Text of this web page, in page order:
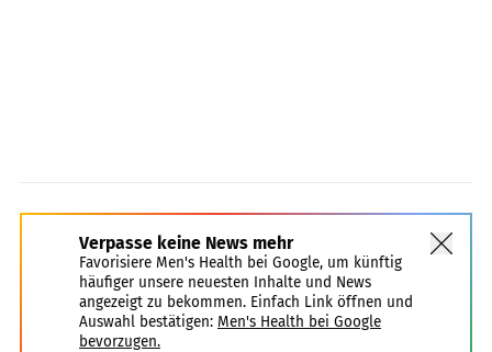
Verpasse keine News mehr
Favorisiere Men's Health bei Google, um künftig
häufiger unsere neuesten Inhalte und News
angezeigt zu bekommen. Einfach Link öffnen und
Auswahl bestätigen: Men's Health bei Google
bevorzugen.